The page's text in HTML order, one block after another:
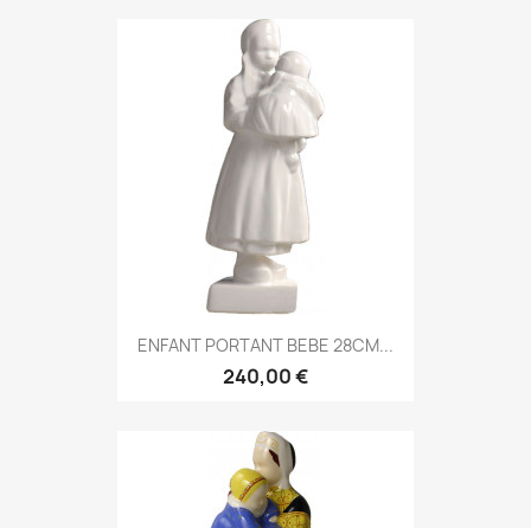
ENFANT PORTANT BEBE 28CM...
240,00 €